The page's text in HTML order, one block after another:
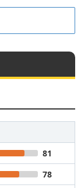
81
78